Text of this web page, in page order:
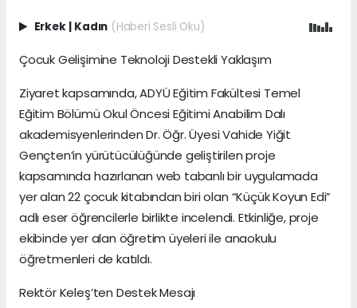
Erkek | Kadın (Haberi Sesli Oku)
Çocuk Gelişimine Teknoloji Destekli Yaklaşım
Ziyaret kapsamında, ADYÜ Eğitim Fakültesi Temel
Eğitim Bölümü Okul Öncesi Eğitimi Anabilim Dalı
akademisyenlerinden Dr. Öğr. Üyesi Vahide Yiğit
Gençten’in yürütücülüğünde geliştirilen proje
kapsamında hazırlanan web tabanlı bir uygulamada
yer alan 22 çocuk kitabından biri olan “Küçük Koyun Edi”
adlı eser öğrencilerle birlikte incelendi. Etkinliğe, proje
ekibinde yer alan öğretim üyeleri ile anaokulu
öğretmenleri de katıldı.
Rektör Keleş’ten Destek Mesajı